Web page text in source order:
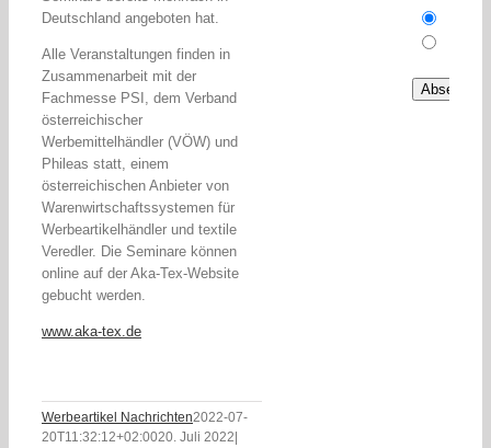
Deutschland angeboten hat.
Alle Veranstaltungen finden in
Zusammenarbeit mit der
Fachmesse PSI, dem Verband
österreichischer
Werbemittelhändler (VÖW) und
Phileas statt, einem
österreichischen Anbieter von
Warenwirtschaftssystemen für
Werbeartikelhändler und textile
Veredler. Die Seminare können
online auf der Aka-Tex-Website
gebucht werden.
www.aka-tex.de
Werbeartikel Nachrichten2022-07-
20T11:32:12+02:0020. Juli 2022